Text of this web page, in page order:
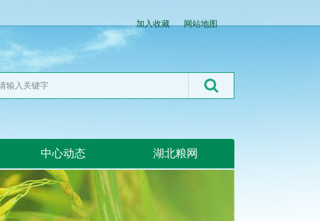
加入收藏 网站地图
中心动态 湖北粮网